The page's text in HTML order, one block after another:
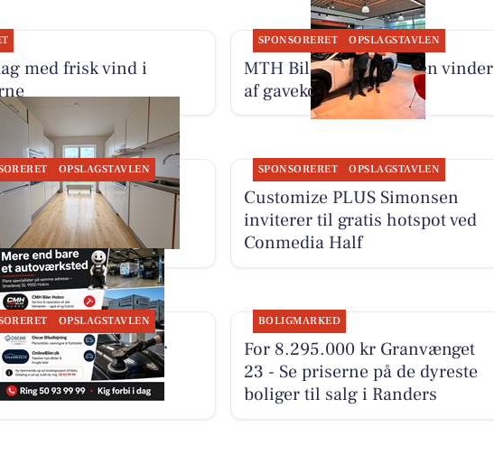
med frisk vind i
SPONSORERET OPSLAGSTAVLEN
MTH Biler har fundet en vinder
af gavekort til Comwell
OPSLAGSTAVLEN
præsenterer
bolig på 146 m² i
NØ
SPONSORERET OPSLAGSTAVLEN
Customize PLUS Simonsen
inviterer til gratis hotspot ved
Conmedia Half
OPSLAGSTAVLEN
Biludlejning tilbyder
varevogne og
i Hobro
BOLIGMARKED
For 8.295.000 kr Granvænget
23 - Se priserne på de dyreste
boliger til salg i Randers